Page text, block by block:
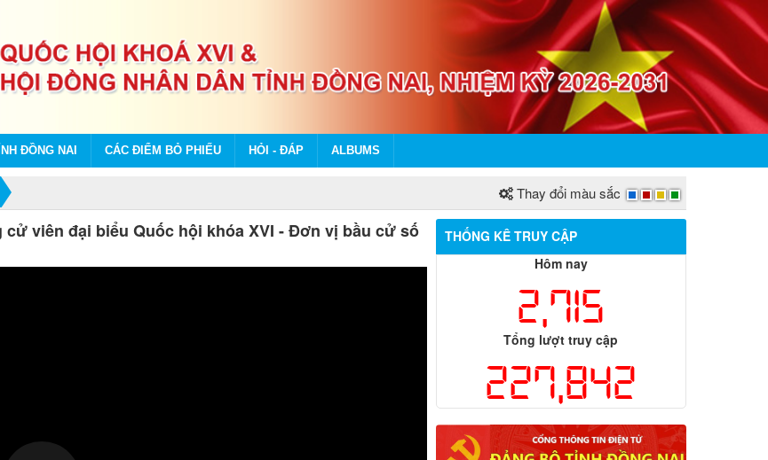
ĐỒNG NAI CÁC ĐIỂM BỎ PHIẾU HỎI - ĐÁP ALBUMS
Thay đổi màu sắc
viên đại biểu Quốc hội khóa XVI - Đơn vị bầu cử số
THỐNG KÊ TRUY CẬP
Hôm nay
2,715
Tổng lượt truy cập
227,842